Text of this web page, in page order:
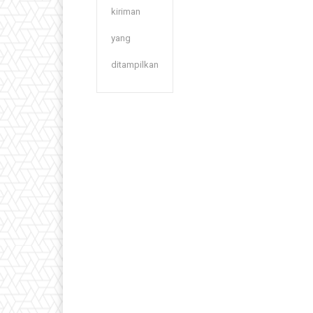
kiriman
yang
ditampilkan